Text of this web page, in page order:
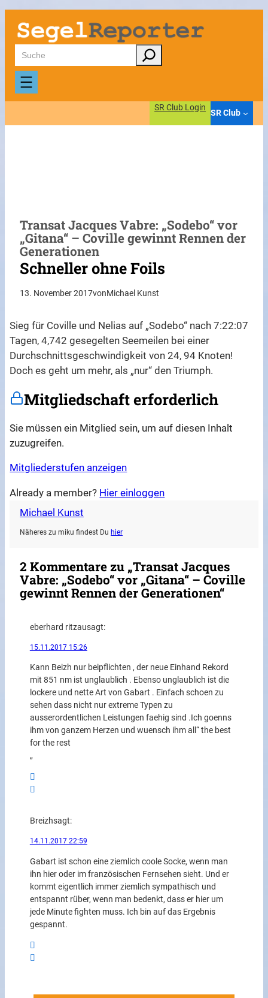
Zum
Inhalt
springen
Suchen
SR Club Login
SR Club
Transat Jacques Vabre: „Sodebo“ vor
„Gitana“ – Coville gewinnt Rennen der
Generationen
Schneller ohne Foils
13. November 2017vonMichael Kunst
Sieg für Coville und Nelias auf „Sodebo“ nach 7:22:07
Tagen, 4,742 gesegelten Seemeilen bei einer
Durchschnittsgeschwindigkeit von 24, 94 Knoten!
Doch es geht um mehr, als „nur“ den Triumph.
Mitgliedschaft erforderlich
Sie müssen ein Mitglied sein, um auf diesen Inhalt
zuzugreifen.
Mitgliederstufen anzeigen
Already a member? Hier einloggen
Michael Kunst
Näheres zu miku findest Du hier
2 Kommentare zu „Transat Jacques
Vabre: „Sodebo“ vor „Gitana“ – Coville
gewinnt Rennen der Generationen“
eberhard ritzausagt:
15.11.2017 15:26
Kann Beizh nur beipflichten , der neue Einhand Rekord
mit 851 nm ist unglaublich . Ebenso unglaublich ist die
lockere und nette Art von Gabart . Einfach schoen zu
sehen dass nicht nur extreme Typen zu
ausserordentlichen Leistungen faehig sind .Ich goenns
ihm von ganzem Herzen und wuensch ihm all“ the best
for the rest
„
Breizhsagt:
14.11.2017 22:59
Gabart ist schon eine ziemlich coole Socke, wenn man
ihn hier oder im französischen Fernsehen sieht. Und er
kommt eigentlich immer ziemlich sympathisch und
entspannt rüber, wenn man bedenkt, dass er hier um
jede Minute fighten muss. Ich bin auf das Ergebnis
gespannt.